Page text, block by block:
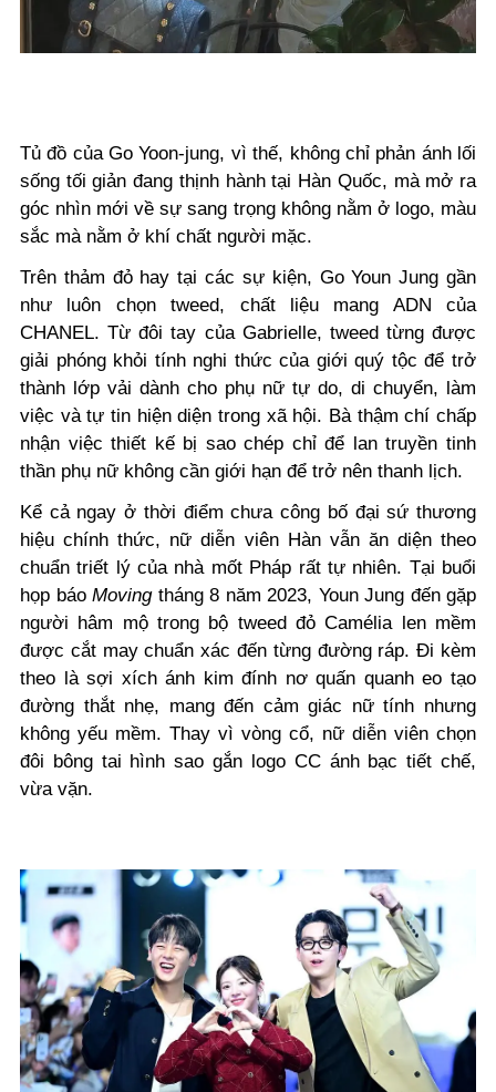
Tủ đồ của Go Yoon-jung, vì thế, không chỉ phản ánh lối
sống tối giản đang thịnh hành tại Hàn Quốc, mà mở ra
góc nhìn mới về sự sang trọng không nằm ở logo, màu
sắc mà nằm ở khí chất người mặc.
Trên thảm đỏ hay tại các sự kiện, Go Youn Jung gần
như luôn chọn tweed, chất liệu mang ADN của
CHANEL. Từ đôi tay của Gabrielle, tweed từng được
giải phóng khỏi tính nghi thức của giới quý tộc để trở
thành lớp vải dành cho phụ nữ tự do, di chuyển, làm
việc và tự tin hiện diện trong xã hội. Bà thậm chí chấp
nhận việc thiết kế bị sao chép chỉ để lan truyền tinh
thần phụ nữ không cần giới hạn để trở nên thanh lịch.
Kể cả ngay ở thời điểm chưa công bố đại sứ thương
hiệu chính thức, nữ diễn viên Hàn vẫn ăn diện theo
chuẩn triết lý của nhà mốt Pháp rất tự nhiên. Tại buổi
họp báo Movingtháng 8 năm 2023, Youn Jung đến gặp
người hâm mộ trong bộ tweed đỏ Camélia len mềm
được cắt may chuẩn xác đến từng đường ráp. Đi kèm
theo là sợi xích ánh kim đính nơ quấn quanh eo tạo
đường thắt nhẹ, mang đến cảm giác nữ tính nhưng
không yếu mềm. Thay vì vòng cổ, nữ diễn viên chọn
đôi bông tai hình sao gắn logo CC ánh bạc tiết chế,
vừa vặn.